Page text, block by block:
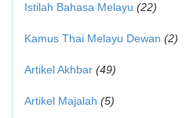
Istilah Bahasa Melayu (22)
Kamus Thai Melayu Dewan (2)
Artikel Akhbar (49)
Artikel Majalah (5)